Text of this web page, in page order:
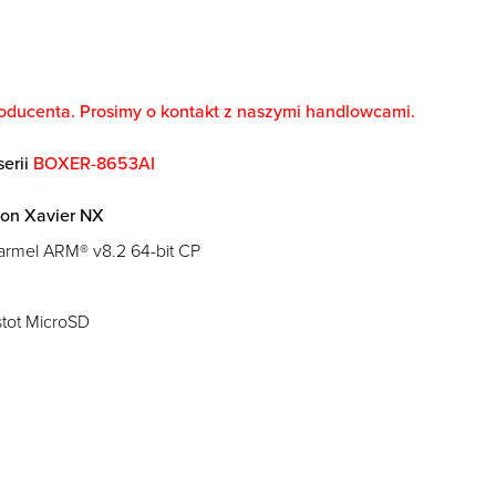
Prosimy o kontakt z naszymi handlowcami.
BOXER-8653AI
Xavier NX
ARM® v8.2 64-bit CP
MicroSD